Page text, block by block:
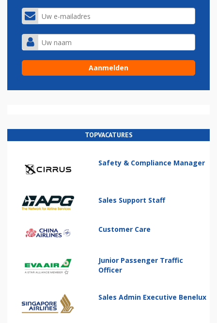
TOPVACATURES
Safety & Compliance Manager
Sales Support Staff
Customer Care
Junior Passenger Traffic
Officer
Sales Admin Executive Benelux